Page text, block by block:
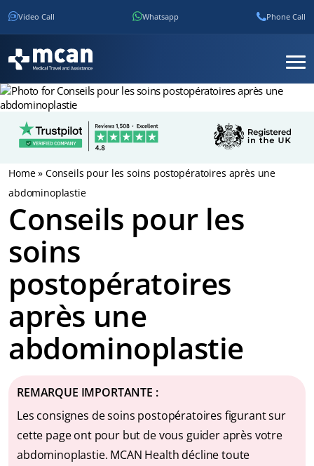
Video Call Whatsapp Phone Call
Home» Conseils pour les soins postopératoires après une
abdominoplastie
Conseils pour les
soins
postopératoires
après une
abdominoplastie
REMARQUE IMPORTANTE :
Les consignes de soins postopératoires figurant sur
cette page ont pour but de vous guider après votre
abdominoplastie. MCAN Health décline toute